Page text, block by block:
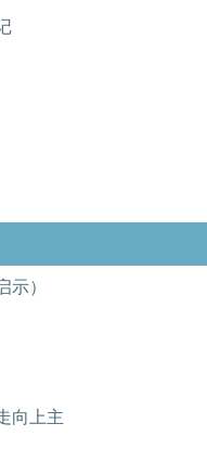
示）
向上主